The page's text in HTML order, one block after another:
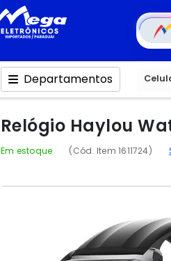
Departamentos
Relógio Haylou
Em estoque (Cód. Item 1611724)